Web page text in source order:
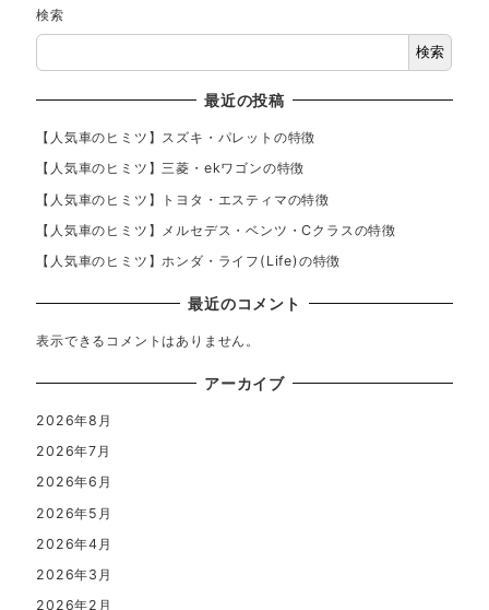
検索
検索
最近の投稿
【人気車のヒミツ】スズキ・パレットの特徴
【人気車のヒミツ】三菱・ekワゴンの特徴
【人気車のヒミツ】トヨタ・エスティマの特徴
【人気車のヒミツ】メルセデス・ベンツ・Cクラスの特徴
【人気車のヒミツ】ホンダ・ライフ(Life)の特徴
最近のコメント
表示できるコメントはありません。
アーカイブ
2026年8月
2026年7月
2026年6月
2026年5月
2026年4月
2026年3月
2026年2月